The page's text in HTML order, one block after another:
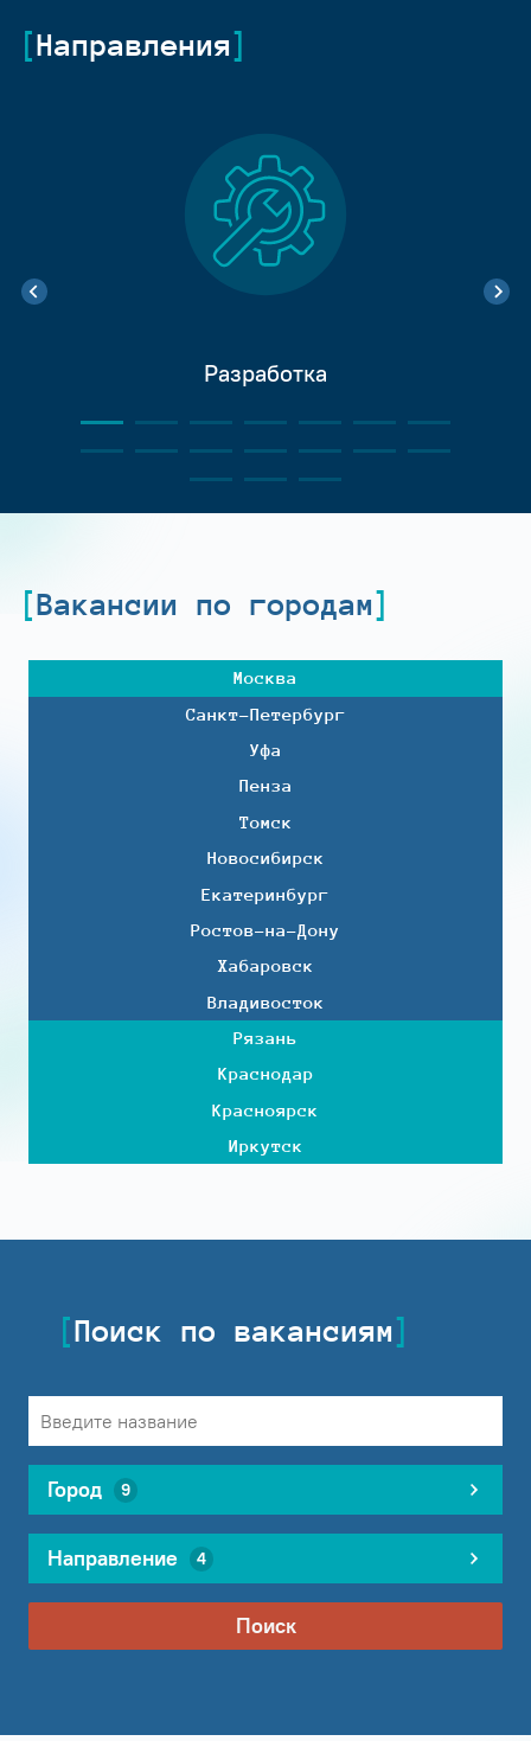
Направления
Разработка
Вакансии по городам
Москва
Санкт-Петербург
Уфа
Пенза
Томск
Новосибирск
Екатеринбург
Ростов-на-Дону
Хабаровск
Владивосток
Рязань
Краснодар
Красноярск
Иркутск
Поиск по вакансиям
Город 9
Направление 4
Поиск